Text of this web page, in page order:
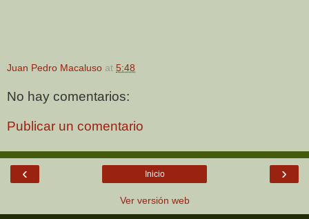
Juan Pedro Macaluso at 5:48
No hay comentarios:
Publicar un comentario
‹ ›
Inicio
Ver versión web